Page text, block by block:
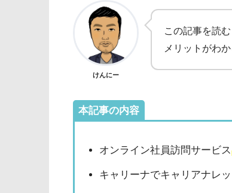
けんにー
この記事を読
メリットがわ
本記事の内容
オンライン社員訪問サービス
キャリーナでキャリアナレ